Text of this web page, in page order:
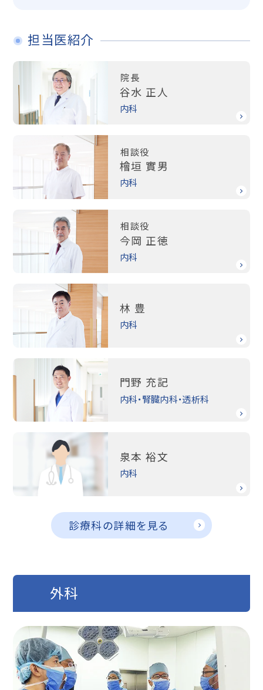
担当医紹介
院長
谷水 正人
内科
相談役
檜垣 實男
内科
相談役
今岡 正徳
内科
林 豊
内科
門野 充記
内科・腎臓内科・透析科
泉本 裕文
内科
診療科の詳細を見る
外科